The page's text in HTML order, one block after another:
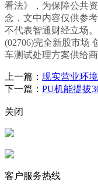
看法》，为保障公共
念，文中内容仅供参
不代表智通财经立场
(02706)完全新股市场
车测试处理方案供给商
上一篇： 现实营业环
下一篇： PU机能提拔
关闭
客户服务热线